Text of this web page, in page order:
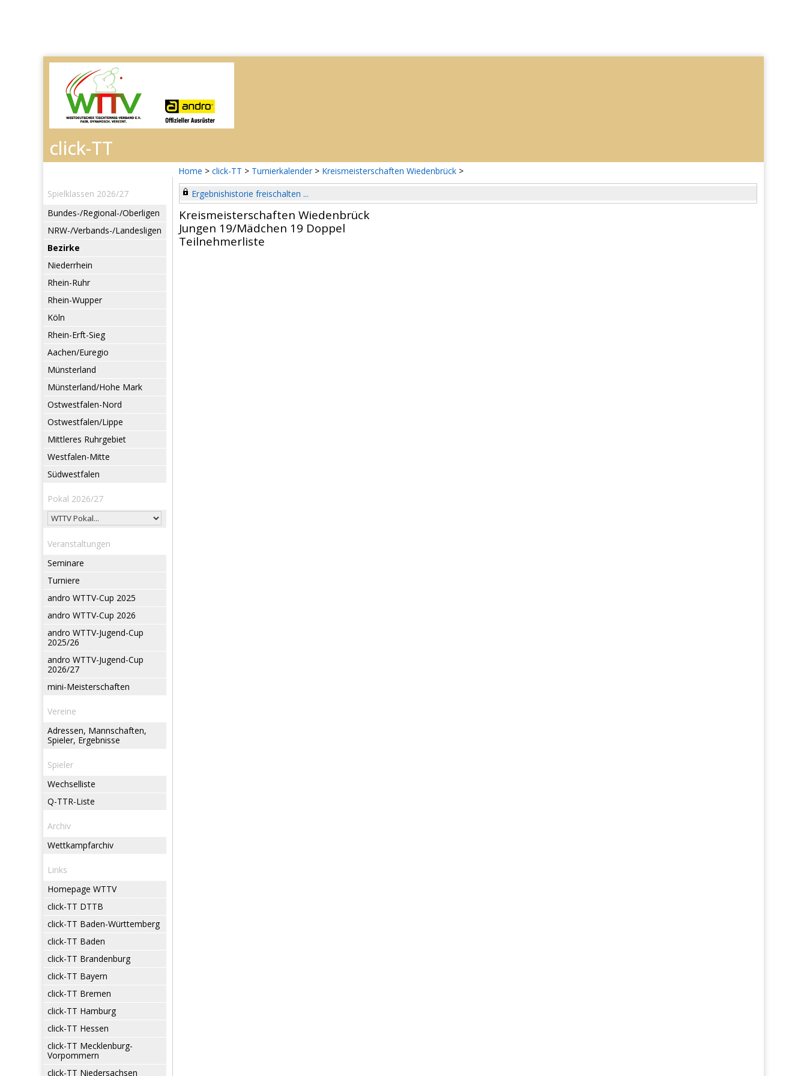
Home > click-TT > Turnierkalender > Kreismeisterschaften Wiedenbrück >
Spielklassen 2026/27
Bundes-/Regional-/Oberligen
NRW-/Verbands-/Landesligen
Bezirke
Niederrhein
Rhein-Ruhr
Rhein-Wupper
Köln
Rhein-Erft-Sieg
Aachen/Euregio
Münsterland
Münsterland/Hohe Mark
Ostwestfalen-Nord
Ostwestfalen/Lippe
Mittleres Ruhrgebiet
Westfalen-Mitte
Südwestfalen
Pokal 2026/27
Veranstaltungen
Seminare
Turniere
andro WTTV-Cup 2025
andro WTTV-Cup 2026
andro WTTV-Jugend-Cup
2025/26
andro WTTV-Jugend-Cup
2026/27
mini-Meisterschaften
Vereine
Adressen, Mannschaften,
Spieler, Ergebnisse
Spieler
Wechselliste
Q-TTR-Liste
Archiv
Wettkampfarchiv
Links
Homepage WTTV
click-TT DTTB
click-TT Baden-Württemberg
click-TT Baden
click-TT Brandenburg
click-TT Bayern
click-TT Bremen
click-TT Hamburg
click-TT Hessen
click-TT Mecklenburg-
Vorpommern
click-TT Niedersachsen
Ergebnishistorie freischalten ...
Kreismeisterschaften Wiedenbrück
Jungen 19/Mädchen 19 Doppel
Teilnehmerliste